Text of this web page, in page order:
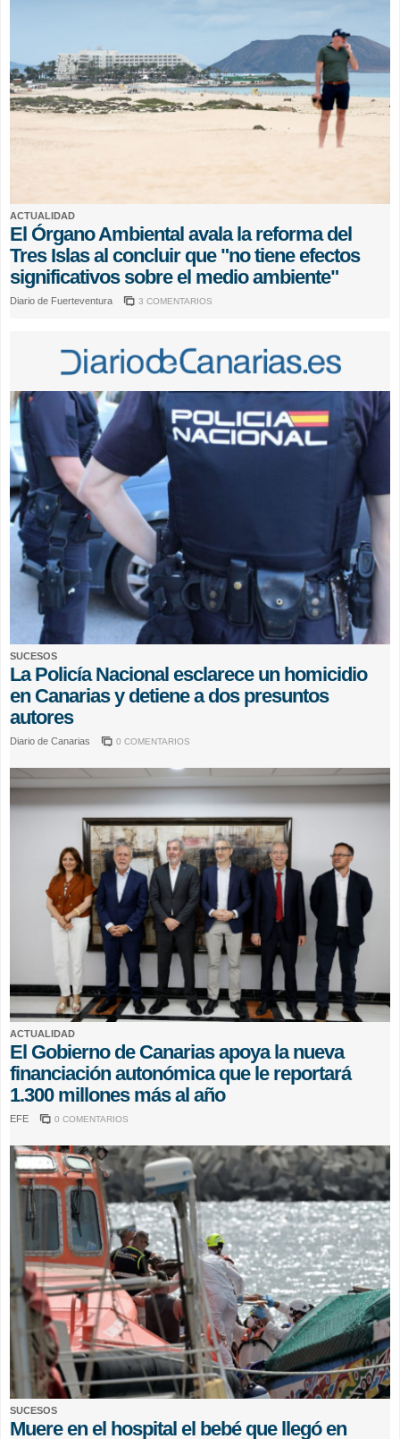
ACTUALIDAD
El Órgano Ambiental avala la reforma del
Tres Islas al concluir que "no tiene efectos
significativos sobre el medio ambiente"
Diario de Fuerteventura 3 COMENTARIOS
SUCESOS
La Policía Nacional esclarece un homicidio
en Canarias y detiene a dos presuntos
autores
Diario de Canarias 0 COMENTARIOS
ACTUALIDAD
El Gobierno de Canarias apoya la nueva
financiación autonómica que le reportará
1.300 millones más al año
EFE 0 COMENTARIOS
SUCESOS
Muere en el hospital el bebé que llegó en